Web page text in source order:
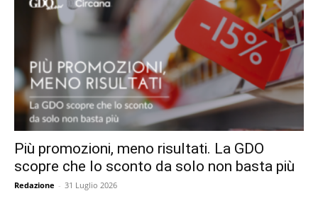
Più promozioni, meno risultati. La GDO
scopre che lo sconto da solo non basta più
Redazione - 31 Luglio 2026